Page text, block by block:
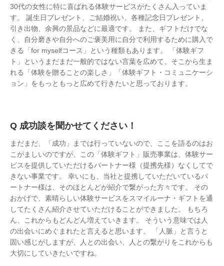
30代の女性に特に喜ばれる体験サービスがたくさん入っていま
す。 誕生日プレゼント、ご結婚祝い、各種記念日プレゼント、
引き出物、余興の景品などに最適です。 また、ギフトだけでな
く、自分磨きや自分へのご褒美用に自分で利用するために購入で
きる「for myselfコース」という種類もあります。 「体験ギフ
ト」というまだまだ一般的ではない言葉を広めて、そこから生ま
れる「体験を贈ることの楽しさ」「体験ギフト・コミュニケーシ
ョン」をもっともっと広めて行きたいと思っております。
成功談を聞かせてください！
まだまだ、「成功」までは行っていないので、ここを語るのはお
こがましいのですが、この「体験ギフト」販売事業は、体験サー
ビスを提供していただけるパートナー様（提携先様）なくしてで
きない事業です。 幸いにも、当社と提携していただいているパ
ートナー様は、そのほとんどが紹介で繋がった方々です。 その
おかげで、素晴らしい体験サービスをスマイルーナ・ギフトを通
してたくさん紹介させていただけることができました。 もちろ
ん、これからもどんどん増えていきます。 そういう意味では人
の出会いにめぐまれたと言えると思います。 「人脈」と言うと
固い感じがしますが、人との出会い、人との繋がりをこれからも
大切にしていきたいですね。